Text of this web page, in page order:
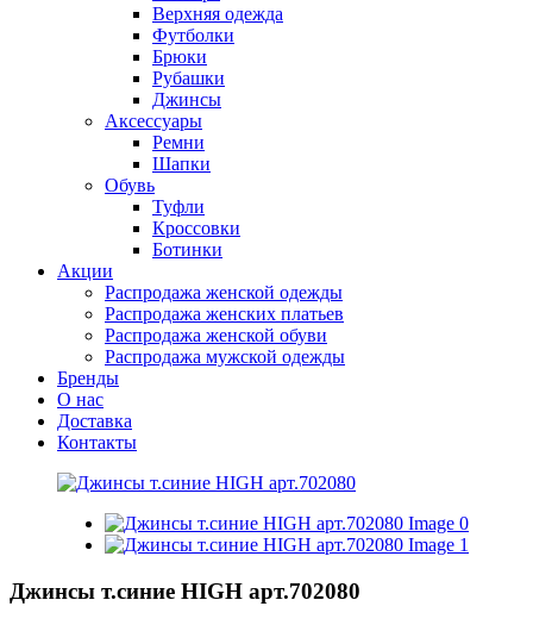
Верхняя одежда
Футболки
Брюки
Рубашки
Джинсы
Аксессуары
Ремни
Шапки
Обувь
Туфли
Кроссовки
Ботинки
Акции
Распродажа женской одежды
Распродажа женских платьев
Распродажа женской обуви
Распродажа мужской одежды
Бренды
О нас
Доставка
Контакты
Джинсы т.синие HIGH арт.702080